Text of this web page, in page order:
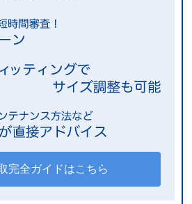
完全ガイドはこちら